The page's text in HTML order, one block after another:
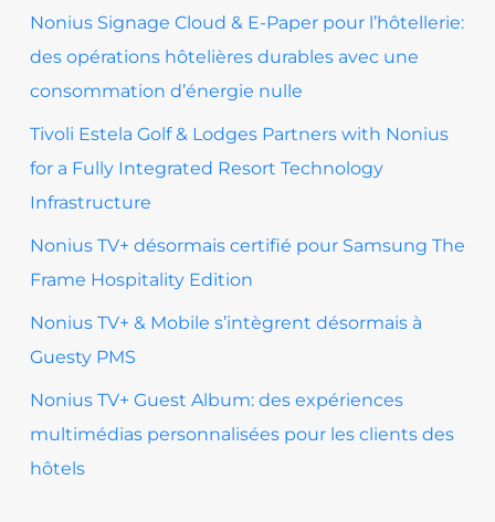
Nonius Signage Cloud & E-Paper pour l’hôtellerie:
des opérations hôtelières durables avec une
consommation d’énergie nulle
Tivoli Estela Golf & Lodges Partners with Nonius
for a Fully Integrated Resort Technology
Infrastructure
Nonius TV+ désormais certifié pour Samsung The
Frame Hospitality Edition
Nonius TV+ & Mobile s’intègrent désormais à
Guesty PMS
Nonius TV+ Guest Album: des expériences
multimédias personnalisées pour les clients des
hôtels